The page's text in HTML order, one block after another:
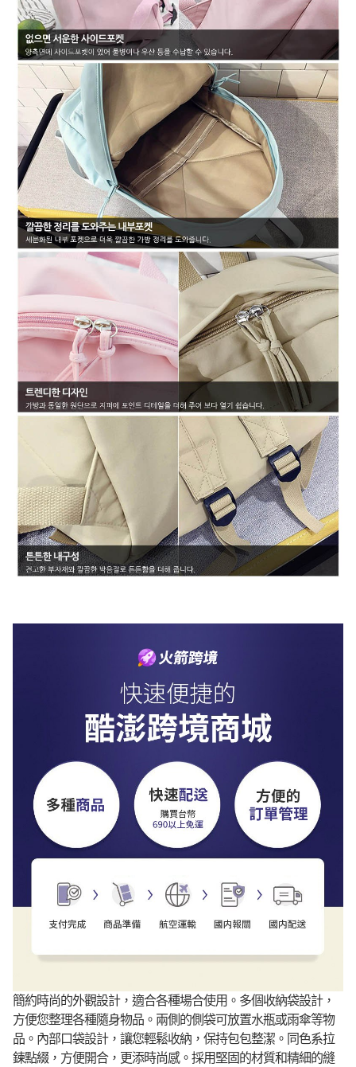
簡約時尚的外觀設計，適合各種場合使用。多個收納袋設計，
方便您整理各種隨身物品。兩側的側袋可放置水瓶或雨傘等物
品。內部口袋設計，讓您輕鬆收納，保持包包整潔。同色系拉
鍊點綴，方便開合，更添時尚感。採用堅固的材質和精細的縫